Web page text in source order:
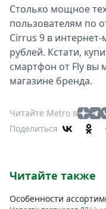
Столько мощное
пользователям по
Cirrus 9 в
рублей. Кстати,
смартфон от Fly вы
магазине бренда.
Читайте Metro в
Поделиться
Читайте также
Особенности